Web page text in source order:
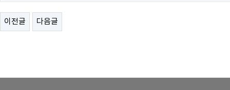
이전글 다음글